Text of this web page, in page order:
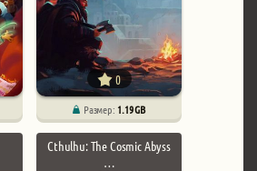
0
Размер: 1.19 GB
Cthulhu: The Cosmic Abyss
…